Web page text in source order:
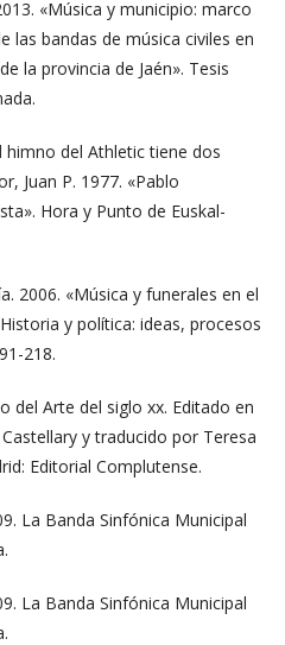
«Música y municipio: marco
las bandas de música civiles en
la provincia de Jaén». Tesis
himno del Athletic tiene dos
Juan P. 1977. «Pablo
Hora y Punto de Euskal-
2006. «Música y funerales en el
y política: ideas, procesos
218.
del Arte del siglo xx. Editado en
y traducido por Teresa
Editorial Complutense.
La Banda Sinfónica Municipal
La Banda Sinfónica Municipal